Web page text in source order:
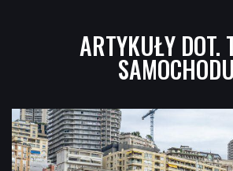
ARTYKUŁY DOT.
SAMOCHODU